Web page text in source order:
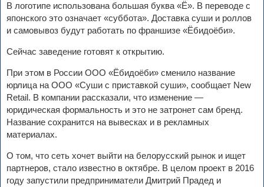
В логотипе использована большая буква «Ё». В переводе с
японского это означает «суббота». Доставка суши и роллов
и самовывоз будут работать по франшизе «Ёбидоёби».
Сейчас заведение готовят к открытию.
При этом в России ООО «Ёбидоёби» сменило название
юрлица на ООО «Суши с приставкой суши», сообщает New
Retail. В компании рассказали, что изменение —
юридическая формальность и это не затронет сам бренд.
Название сохранится на вывесках и в рекламных
материалах.
О том, что сеть хочет выйти на белорусский рынок и ищет
партнеров, стало известно в октябре. В целом проект в 2016
году запустили предприниматели Дмитрий Прадед и